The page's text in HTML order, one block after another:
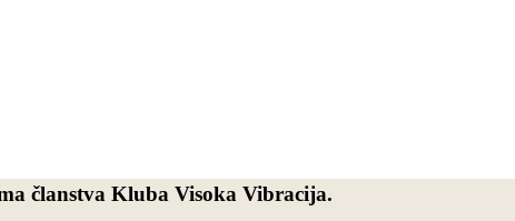
članstva Kluba Visoka Vibracija.